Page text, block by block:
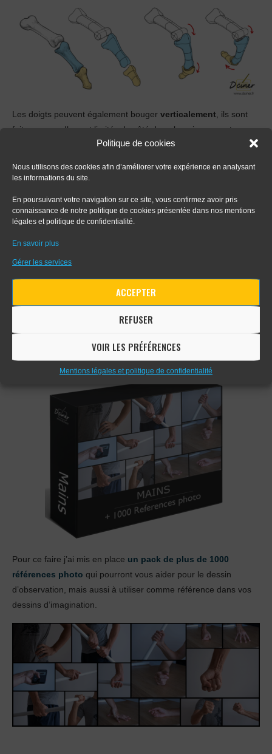
Politique de cookies
Nous utilisons des cookies afin d’améliorer votre expérience en analysant
les informations du site.
En poursuivant votre navigation sur ce site, vous confirmez avoir pris
connaissance de notre politique de cookies présentée dans nos mentions
légales et politique de confidentialité.
En savoir plus
Gérer les services
ACCEPTER
REFUSER
VOIR LES PRÉFÉRENCES
Mentions légales et politique de confidentialité
Les doigts peuvent également bouger verticalement , ils sont
faits pour ça. Ils sont limités du côté dorsal, mais peuvent se
replier complètement et former une sorte de U du côté palmaire
Ce mouvement permet notamment la préhension des objets.
Ok, vous allez certainement me dire que c’est très
intéressant
de connaitre ces informations, maisconcrètement comment
dessiner les mains.
4 –Dessiner les mains
–La première chose à fairepour apprendre à dessiner les
d’observation
dessinant des mains régulièrement que vous vous habituerez à
Pour ce faire j’ai mis en place un pack de plus de 1000
références photo qui pourront vous aider pour le dessin
d’observation, mais aussi à utiliser comme référence dans vos
dessins d’imagination.